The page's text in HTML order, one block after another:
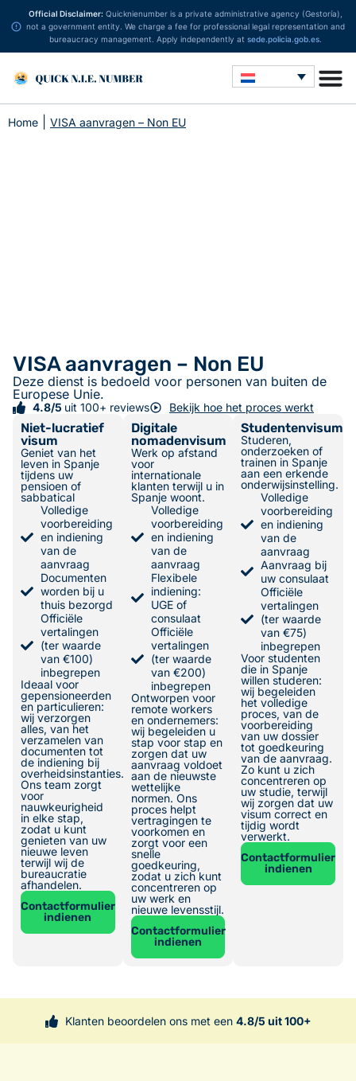
Official Disclaimer: Quicknienumber is a private administrative agency (Gestoría),
not a government entity. We charge a fee for professional legal representation and
bureaucracy management. Apply independently at sede.policia.gob.es
Home VISA aanvragen – Non EU
VISA aanvragen – Non EU
Deze dienst is bedoeld voor personen van buiten de
Europese Unie.
4.8/5 uit 100+ reviews Bekijk hoe het proces werkt
Niet-lucratief
visum
Geniet van het
leven in Spanje
tijdens uw
pensioen of
sabbatical
Volledige
voorbereiding
en indiening
van de
aanvraag
Documenten
worden bij u
thuis bezorgd
Officiële
vertalingen
(ter waarde
van €100)
inbegrepen
Ideaal voor
gepensioneerden
en particulieren:
wij verzorgen
alles, van het
verzamelen van
documenten tot
de indiening bij
overheidsinstanties.
Ons team zorgt
voor
nauwkeurigheid
in elke stap,
zodat u kunt
genieten van uw
nieuwe leven
terwijl wij de
bureaucratie
afhandelen.
Contactformulier
indienen
Digitale
nomadenvisum
Werk op afstand
voor
internationale
klanten terwijl u in
Spanje woont.
Volledige
voorbereiding
en indiening
van de
aanvraag
Flexibele
indiening:
UGE of
consulaat
Officiële
vertalingen
(ter waarde
van €200)
inbegrepen
Ontworpen voor
remote workers
en ondernemers:
wij begeleiden u
stap voor stap en
zorgen dat uw
aanvraag voldoet
aan de nieuwste
wettelijke
normen. Ons
proces helpt
vertragingen te
voorkomen en
zorgt voor een
snelle
goedkeuring,
zodat u zich kunt
concentreren op
uw werk en
nieuwe levensstijl.
Contactformulier
indienen
Studentenvisum
Studeren,
onderzoeken of
trainen in Spanje
aan een erkende
onderwijsinstelling.
Volledige
voorbereiding
en indiening
van de
aanvraag
Aanvraag bij
uw consulaat
Officiële
vertalingen
(ter waarde
van €75)
inbegrepen
Voor studenten
die in Spanje
willen studeren:
wij begeleiden
het volledige
proces, van de
voorbereiding
van uw dossier
tot goedkeuring
van de aanvraag.
Zo kunt u zich
concentreren op
uw studie, terwijl
wij zorgen dat uw
visum correct en
tijdig wordt
verwerkt.
Contactformulier
indienen
Klanten beoordelen ons met een 4.8/5 uit 100+